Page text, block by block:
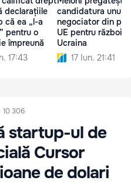
declarațiile
că ea „l-a
pentru o
împreună
17:43
candidatura unui
negociator din
UE pentru
Ucraina
17 Iun. 21:41
10 306
startup-ul de
Cursor
de dolari